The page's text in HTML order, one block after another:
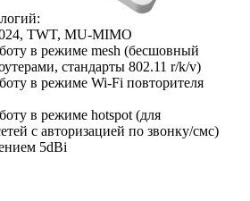
TWT, MU-MIMO
в режиме mesh (бесшовный
стандарты 802.11 r/k/v)
в режиме Wi-Fi повторителя
в режиме hotspot (для
с авторизацией по звонку/смс)
5dBi